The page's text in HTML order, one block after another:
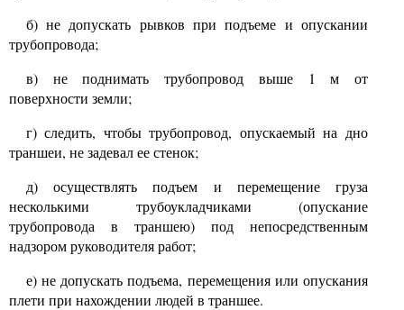
б) не допускать рывков при подъеме и опускании
трубопровода;
в) не поднимать трубопровод выше1
м от
поверхности земли;
г) следить, чтобы трубопровод, опускаемый на дно
траншеи, не задевал ее стенок;
д) осуществлять подъем и перемещение груза
несколькими трубоукладчиками (опускание
трубопровода в траншею) под непосредственным
надзором руководителя работ;
е) не допускать подъема, перемещения или опускания
плети при нахождении людей в траншее.